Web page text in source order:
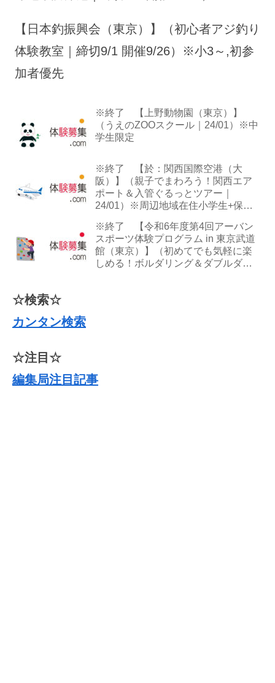
【日本釣振興会（東京）】（初心者アジ釣り
体験教室｜締切9/1 開催9/26）※小3～,初参
加者優先
※終了 【上野動物園（東京）】
（うえのZOOスクール｜24/01）※中
学生限定
※終了 【於：関西国際空港（大
阪）】（親子でまわろう！関西エア
ポート＆入管ぐるっとツアー｜
24/01）※周辺地域在住小学生+保護
※終了 【令和6年度第4回アーバン
スポーツ体験プログラム in 東京武道
館（東京）】（初めてでも気軽に楽
しめる！ボルダリング＆ダブルダッ
☆検索☆
カンタン検索
☆注目☆
編集局注目記事